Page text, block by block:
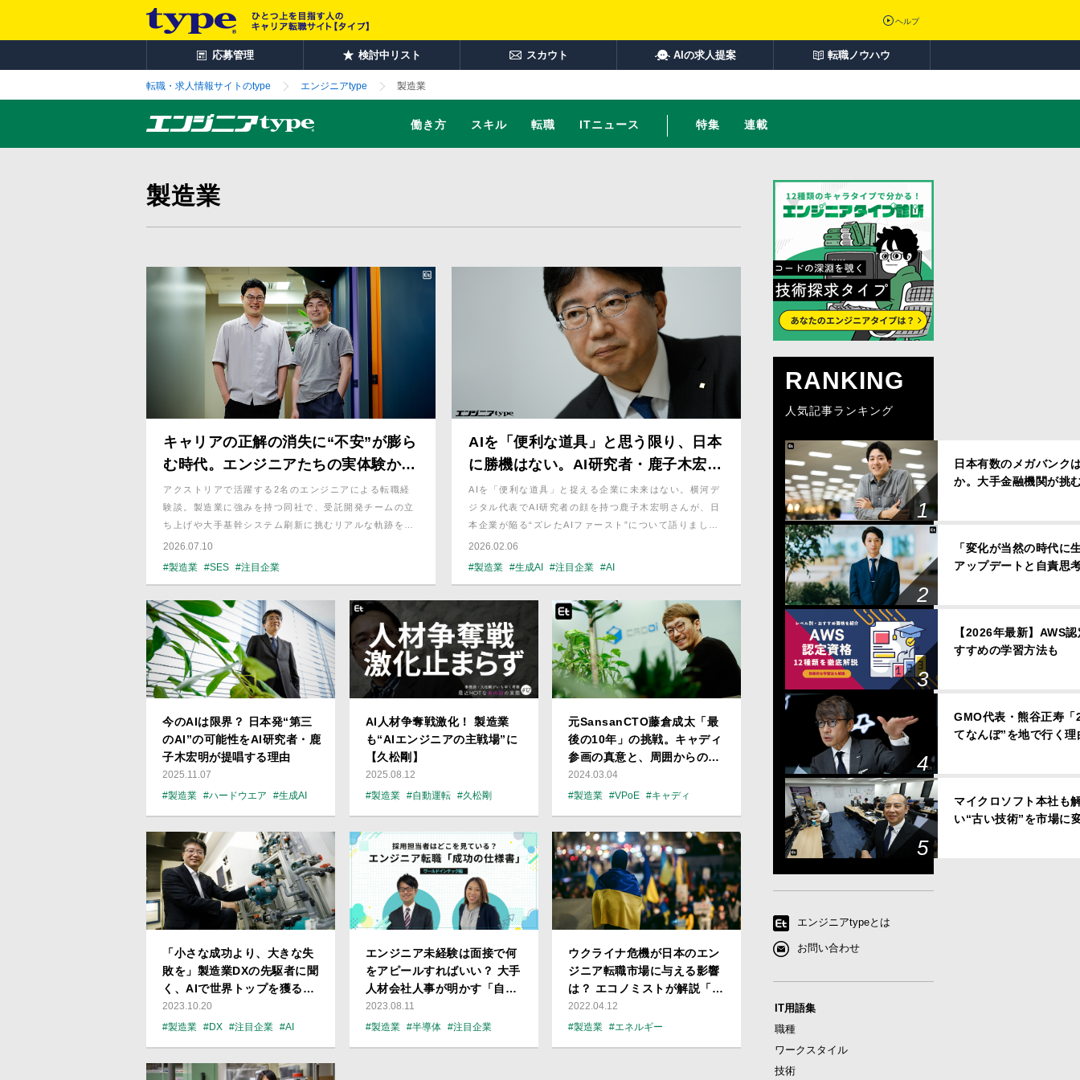
ヘルプ
応募管理 検討中リスト スカウト AIの求人提案 転職ノウハウ
転職・求人情報サイトのtype エンジニアtype 製造業
働き方 スキル 転職 ITニュース 特集 連載
製造業
キャリアの正解の消失に“不安”が膨ら
む時代。エンジニアたちの実体験から
探る、確かな自信を形成するもの
アクストリアで活躍する2名のエンジニアによる転職経
験談。製造業に強みを持つ同社で、受託開発チームの立
ち上げや大手基幹システム刷新に挑むリアルな軌跡を紹
介。Python等の活用、柔軟なアサイン体制、市場価値を
2026.07.10
#製造業 #SES #注目企業
AIを「便利な道具」と思う限り、日本
に勝機はない。AI研究者・鹿子木宏明
が語る“ズレたAIファースト”の正体
AIを「便利な道具」と捉える企業に未来はない。横河デ
ジタル代表でAI研究者の顔を持つ鹿子木宏明さんが、日
本企業が陥る“ズレたAIファースト”について語りまし
た。GoogleやAmazonが実践する「次元の違う成長戦
2026.02.06
#製造業 #生成AI #注目企業 #AI
今のAIは限界？ 日本発“第三
のAI”の可能性をAI研究者・鹿
子木宏明が提唱する理由
2025.11.07
#製造業 #ハードウエア
#生成AI
AI人材争奪戦激化！ 製造業
も“AIエンジニアの主戦場”に
【久松剛】
2025.08.12
#製造業
#自動運転
#久松剛
元SansanCTO藤倉成太「最
後の10年」の挑戦。キャディ
参画の真意と、周囲からの期
待に今思うこと
2024.03.04
#製造業 #VPoE #キャディ
「小さな成功より、大きな失
敗を」製造業DXの先駆者に聞
く、AIで世界トップを獲る方
法
2023.10.20
#製造業 #DX #注目企業 #AI
エンジニア未経験は面接で何
をアピールすればいい？ 大手
人材会社人事が明かす「自分
と企業の共通点」の見つけ方
2023.08.11
#製造業
#半導体 #注目企業
ウクライナ危機が日本のエン
ジニア転職市場に与える影響
は？ エコノミストが解説「落
ちる・伸びる業界」【崔 真
淑】
2022.04.12
#製造業 #エネルギー
RANKING
人気記事ランキング
日本有数のメガバンク
か。大手金融機関が挑
「変化が当然の時代に
アップデートと自責思
【2026年最新】AWS
すすめの学習方法も
GMO代表・熊谷正寿
てなんぼ”を地で行く理
マイクロソフト本社も
い“古い技術”を市場に
エンジニアtypeとは
お問い合わせ
IT用語集
職種
ワークスタイル
技術